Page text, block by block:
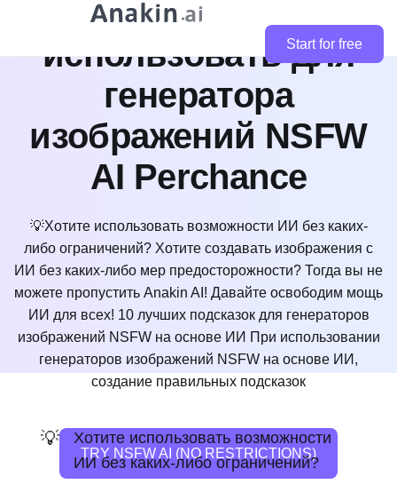
Start for free
которые вы можете
использовать для
генератора
изображений NSFW
AI Perchance
💡Хотите использовать возможности ИИ без каких-
либо ограничений? Хотите создавать изображения с
ИИ без каких-либо мер предосторожности? Тогда вы не
можете пропустить Anakin AI! Давайте освободим мощь
ИИ для всех! 10 лучших подсказок для генераторов
изображений NSFW на основе ИИ При использовании
генераторов изображений NSFW на основе ИИ,
создание правильных подсказок
TRY NSFW AI (NO RESTRICTIONS)
💡
Хотите использовать возможности
ИИ без каких-либо ограничений?